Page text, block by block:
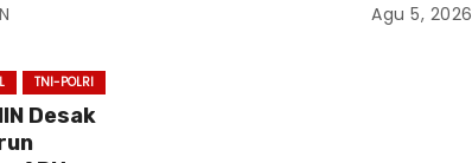
Agu 5, 2026
TNI-POLRI
Desak